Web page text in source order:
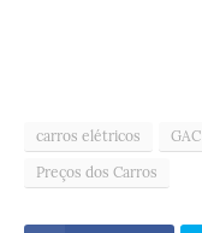
carros elétricos GAC
Preços dos Carros